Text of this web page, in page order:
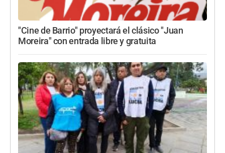
"Cine de Barrio" proyectará el clásico "Juan
Moreira" con entrada libre y gratuita